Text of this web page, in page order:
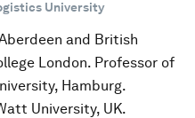
University
and British
London. Professor of
Hamburg.
University, UK.